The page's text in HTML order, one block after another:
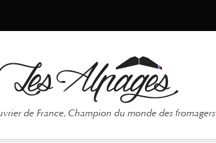
de France, Champion du monde des fromagers